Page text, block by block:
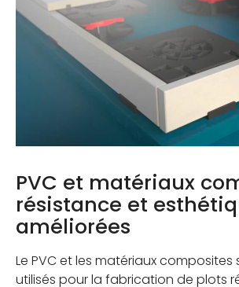
PVC et matériaux
résistance et
améliorées
Le PVC et les matériaux
utilisés pour la fabrication de plots